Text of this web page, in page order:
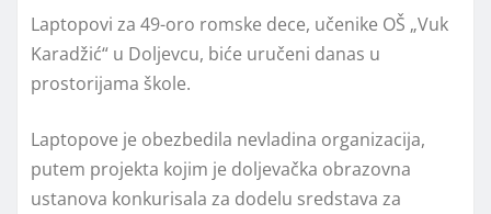
Laptopovi za 49-oro romske dece, učenike OŠ „Vuk
Karadžić“ u Doljevcu, biće uručeni danas u
prostorijama škole.
Laptopove je obezbedila nevladina organizacija,
putem projekta kojim je doljevačka obrazovna
ustanova konkurisala za dodelu sredstava za